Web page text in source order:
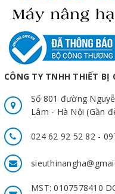
CÔNG TY TNHH THIẾT BỊ
Số 801 đường
Lâm - Hà Nội (Gần
024 62 92 52 82 -
MST: 0107578410